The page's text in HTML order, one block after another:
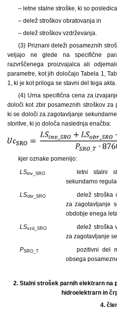
– letne stalne stroške, ki so
– delež stroškov obratovanja in
– delež stroškov vzdrževanja.
(3) Priznani deleži posameznih
veljajo ne glede na specifične
razvrščenega proizvajalca ali
parametre, kot jih določajo Tabela 1,
1, ki je kot priloga se stavni del tega akta.
(4) Urna specifična cena za
določi kot zbir posameznih stroškov za
ki se določi za zagotavljanje
storitve, ki jo določa naslednja enačba:
kjer oznake pomenijo:
LSinv_SRO
letni stalni
sekundarno
LSobr_SRO
delež stroška
za zagotavljanje
obdobje enega
LSvzd_SRO
delež stroška
za zagotavljanje
PSRO_T
pozitivni del
obsega
2. Stalni strošek parnih elektrarn na
hidroelektrarn in
4.